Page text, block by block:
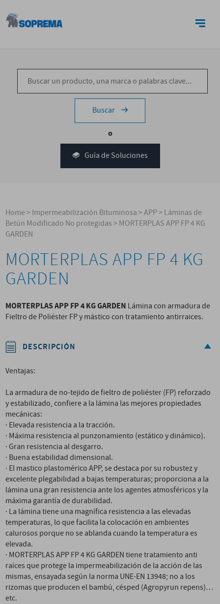
Buscar
o
Guía de Soluciones
Home>Impermeabilización Bituminosa>APP>Láminas de
Betún Modificado No protegidas>MORTERPLAS APP FP 4 KG
GARDEN
MORTERPLAS APP FP 4 KG
GARDEN
MORTERPLAS APP FP 4 KG GARDEN Lámina con armadura de
Fieltro de Poliéster FP y mástico con tratamiento antirraices.
DESCRIPCIÓN
Ventajas:
La armadura de no-tejido de fieltro de poliéster (FP) reforzado
y estabilizado, confiere a la lámina las mejores propiedades
mecánicas:
· Elevada resistencia a la tracción.
· Máxima resistencia al punzonamiento (estático y dinámico).
· Gran resistencia al desgarro.
· Buena estabilidad dimensional.
· El mastico plastomérico APP, se destaca por su robustez y
excelente plegabilidad a bajas temperaturas; proporciona a la
lámina una gran resistencia ante los agentes atmosféricos y la
máxima garantía de durabilidad.
· La lámina tiene una magnífica resistencia a las elevadas
temperaturas, lo que facilita la colocación en ambientes
calurosos porque no se ablanda cuando la temperatura es
elevada.
· MORTERPLAS APP FP 4 KG GARDEN tiene tratamiento anti
raíces que protege la impermeabilización de la acción de las
mismas, ensayada según la norma UNE-EN 13948; no a los
rizomas que producen el bambú, césped (Agropyrun repens)…
etc.